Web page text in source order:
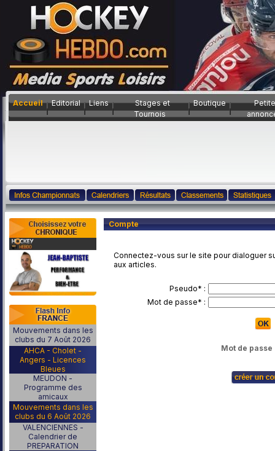
Accueil Editorial Liens
Stages et
Tournois
Boutique
Mouvements dans les
clubs du 7 Août 2026
AHCA - Cholet -
Angers - Licences
Bleues
MEUDON -
Programme des
amicaux
Mouvements dans les
clubs du 6 Août 2026
VALENCIENNES -
Calendrier de
PREPARATION
Compte
Connectez-vous sur le site pour dialoguer
aux articles.
Pseudo* :
Mot de passe* :
Mot de passe